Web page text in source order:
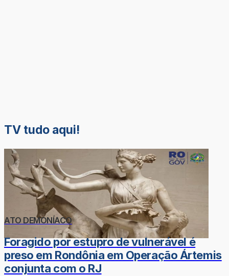
TV tudo aqui!
ATO DEMONÍACO
Foragido por estupro de vulnerável é
preso em Rondônia em Operação Ártemis
conjunta com o RJ